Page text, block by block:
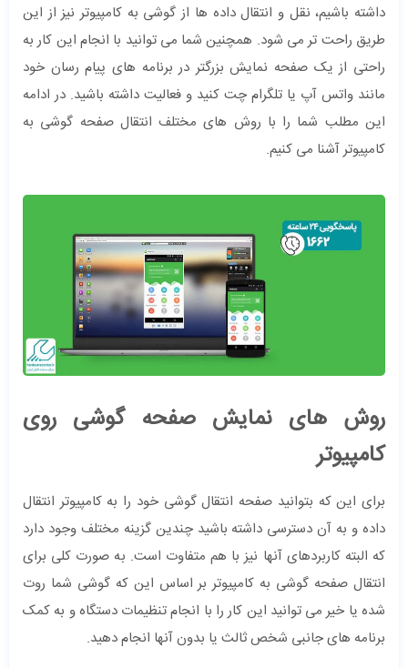
داشته باشیم، نقل و انتقال داده ها از گوشی به کامپیوتر نیز از این
طریق راحت تر می شود. همچنین شما می توانید با انجام این کار به
راحتی از یک صفحه نمایش بزرگتر در برنامه های پیام رسان خود
مانند واتس آپ یا تلگرام چت کنید و فعالیت داشته باشید. در ادامه
این مطلب شما را با روش های مختلف انتقال صفحه گوشی به
کامپیوتر آشنا می کنیم.
روش های نمایش صفحه گوشی روی
کامپیوتر
برای این که بتوانید صفحه انتقال گوشی خود را به کامپیوتر انتقال
داده و به آن دسترسی داشته باشید چندین گزینه مختلف وجود دارد
که البته کاربردهای آنها نیز با هم متفاوت است. به صورت کلی برای
انتقال صفحه گوشی به کامپیوتر بر اساس این که گوشی شما روت
شده یا خیر می توانید این کار را با انجام تنظیمات دستگاه و به کمک
برنامه های جانبی شخص ثالث یا بدون آنها انجام دهید.